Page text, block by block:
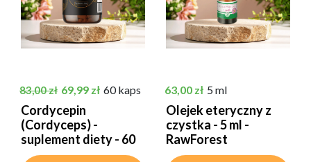
Cena podstawowa
83,00 zł Cena
69,99 zł 60 kaps
Cordycepin
(Cordyceps) -
suplement diety - 60
kapsułek -...
Cena
63,00 zł 5 ml
Olejek eteryczny z
czystka - 5 ml -
RawForest